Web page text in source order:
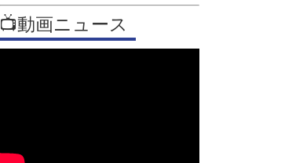
📺動画ニュース